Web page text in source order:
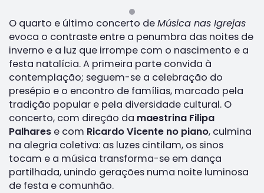
O quarto e último concerto deMúsica nas Igrejas
evoca o contraste entre a penumbra das noites de
inverno e a luz que irrompe com o nascimento e a
festa natalícia. A primeira parte convida à
contemplação; seguem-se a celebração do
presépio e o encontro de famílias, marcado pela
tradição popular e pela diversidade cultural. O
concerto, com direção da maestrina Filipa
Palhares e com Ricardo Vicente no piano, culmina
na alegria coletiva: as luzes cintilam, os sinos
tocam e a música transforma-se em dança
partilhada, unindo gerações numa noite luminosa
de festa e comunhão.